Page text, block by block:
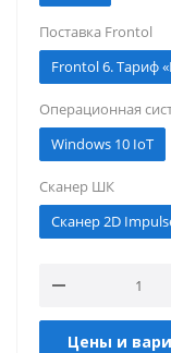
Поставка Frontol
Frontol 6. Тариф
Операционная
Windows 10 IoT
Сканер ШК
Сканер 2D
Цены и